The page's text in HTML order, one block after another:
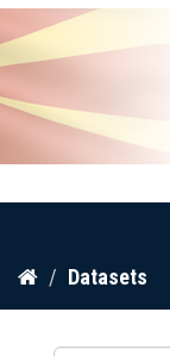
Skip
content
Datasets